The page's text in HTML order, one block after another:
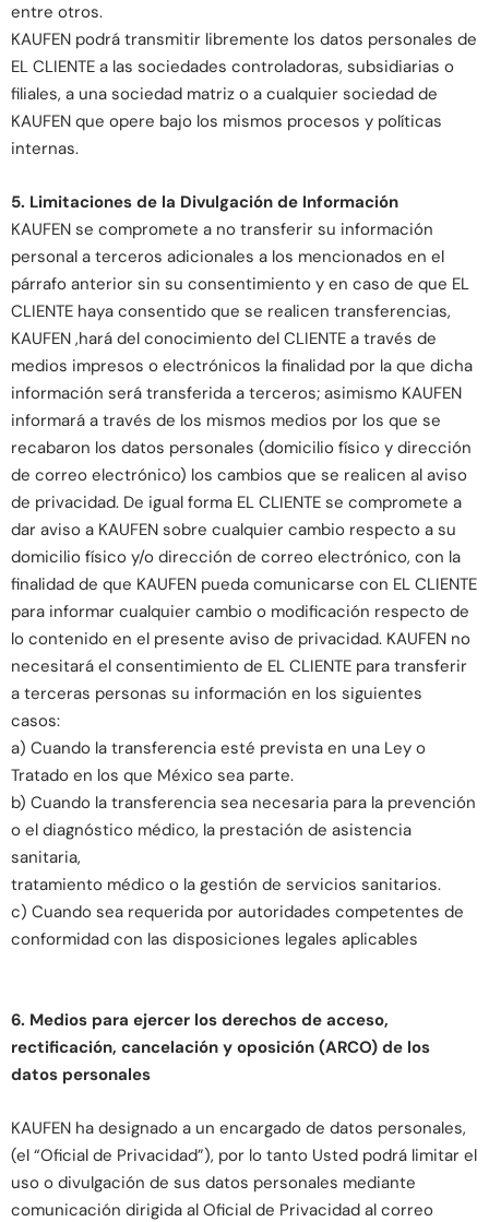
entre otros.
KAUFEN podrá transmitir libremente los datos personales de
EL CLIENTE a las sociedades controladoras, subsidiarias o
filiales, a una sociedad matriz o a cualquier sociedad de
KAUFEN que opere bajo los mismos procesos y políticas
internas.
5. Limitaciones de la Divulgación de Información
KAUFEN se compromete a no transferir su información
personal a terceros adicionales a los mencionados en el
párrafo anterior sin su consentimiento y en caso de que EL
CLIENTE haya consentido que se realicen transferencias,
KAUFEN ,hará del conocimiento del CLIENTE a través de
medios impresos o electrónicos la finalidad por la que dicha
información será transferida a terceros; asimismo KAUFEN
informará a través de los mismos medios por los que se
recabaron los datos personales (domicilio físico y dirección
de correo electrónico) los cambios que se realicen al aviso
de privacidad. De igual forma EL CLIENTE se compromete a
dar aviso a KAUFEN sobre cualquier cambio respecto a su
domicilio físico y/o dirección de correo electrónico, con la
finalidad de que KAUFEN pueda comunicarse con EL CLIENTE
para informar cualquier cambio o modificación respecto de
lo contenido en el presente aviso de privacidad. KAUFEN no
necesitará el consentimiento de EL CLIENTE para transferir
a terceras personas su información en los siguientes
casos:
a) Cuando la transferencia esté prevista en una Ley o
Tratado en los que México sea parte.
b) Cuando la transferencia sea necesaria para la prevención
o el diagnóstico médico, la prestación de asistencia
sanitaria,
tratamiento médico o la gestión de servicios sanitarios.
c) Cuando sea requerida por autoridades competentes de
conformidad con las disposiciones legales aplicables
6. Medios para ejercer los derechos de acceso,
rectificación, cancelación y oposición (ARCO) de los
datos personales
KAUFEN ha designado a un encargado de datos personales,
(el “Oficial de Privacidad”), por lo tanto Usted podrá limitar el
uso o divulgación de sus datos personales mediante
comunicación dirigida al Oficial de Privacidad al correo